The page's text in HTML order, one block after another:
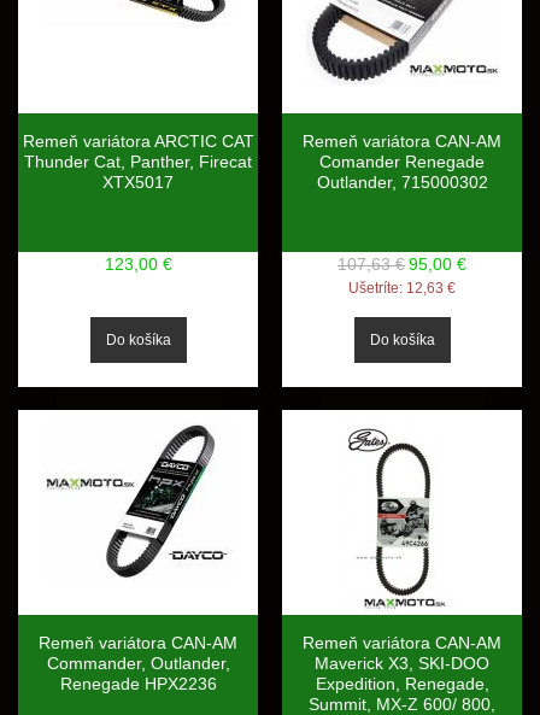
Remeň variátora ARCTIC CAT
Thunder Cat, Panther, Firecat
XTX5017
123,00 €
Remeň variátora CAN-AM
Comander Renegade
Outlander, 715000302
107,63 €95,00 €
Ušetríte: 12,63 €
Remeň variátora CAN-AM
Commander, Outlander,
Renegade HPX2236
Remeň variátora CAN-AM
Maverick X3, SKI-DOO
Expedition, Renegade,
Summit, MX-Z 600/ 800,